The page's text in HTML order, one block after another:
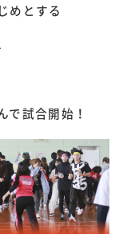
めとする
で試合開始！